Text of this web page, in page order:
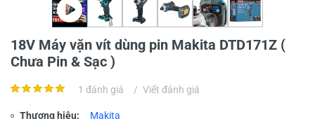
18V Máy vặn vít dùng pin Makita DTD171Z (
Chưa Pin & Sạc )
1 đánh giá / Viết đánh giá
Thương hiệu: Makita